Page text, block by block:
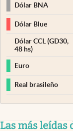
Dólar BNA
Dólar Blue
Dólar CCL (GD30,
48 hs)
Euro
Real brasileño
Las más